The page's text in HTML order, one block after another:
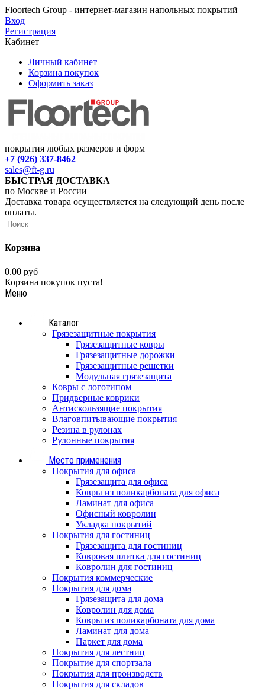
Floortech Group - интернет-магазин напольных покрытий
Вход |
Регистрация
Кабинет
Личный кабинет
Корзина покупок
Оформить заказ
покрытия любых размеров и форм
+7 (926) 337-8462
sales@ft-g.ru
БЫСТРАЯ ДОСТАВКА
по Москве и России
Доставка товара осуществляется на следующий день после
оплаты.
Корзина
0.00 руб
Корзина покупок пуста!
Меню
Каталог
Грязезащитные покрытия
Грязезащитные ковры
Грязезащитные дорожки
Грязезащитные решетки
Модульная грязезащита
Ковры с логотипом
Придверные коврики
Антискользящие покрытия
Влаговпитывающие покрытия
Резина в рулонах
Рулонные покрытия
Место применения
Покрытия для офиса
Грязезащита для офиса
Ковры из поликарбоната для офиса
Ламинат для офиса
Офисный ковролин
Укладка покрытий
Покрытия для гостиниц
Грязезащита для гостиниц
Ковровая плитка для гостиниц
Ковролин для гостиниц
Покрытия коммерческие
Покрытия для дома
Грязезащита для дома
Ковролин для дома
Ковры из поликарбоната для дома
Ламинат для дома
Паркет для дома
Покрытия для лестниц
Покрытие для спортзала
Покрытия для производств
Покрытия для складов